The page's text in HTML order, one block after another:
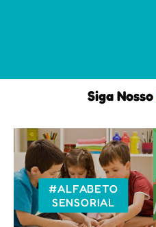
Siga Nosso
#ALFABETO
SENSORIAL